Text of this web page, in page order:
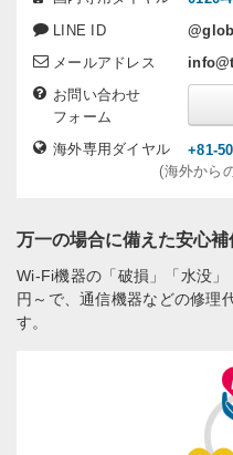
LINE ID
メールアドレス
お問い合わせ
フォーム
海外専用ダイヤル
+81-
(海外から
万一の場合に備えた安心補
Wi-Fi機器の「破損」「水没
円～で、通信機器などの修理
す。